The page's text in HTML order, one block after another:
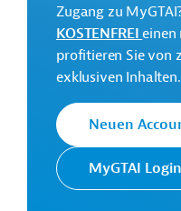
Geberbeitrag:
11 Millionen US-Dollar
Zugang zu
KOSTENFREIeinen
profitieren Sie von
exklusiven Inhalten.
Neuen
MyGTAI Login